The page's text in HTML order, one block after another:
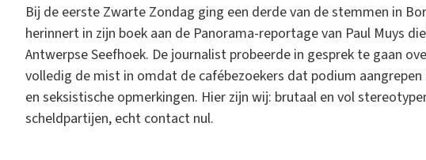
Bij de eerste Zwarte Zondag ging een derde van de stemmen in
herinnert in zijn boek aan de Panorama-reportage van Paul Muys
Antwerpse Seefhoek. De journalist probeerde in gesprek te gaan
volledig de mist in omdat de cafébezoekers dat podium
en seksistische opmerkingen. Hier zijn wij: brutaal en vol
scheldpartijen, echt contact nul.